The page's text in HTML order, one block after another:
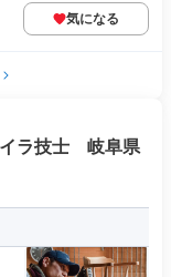
気になる
イラ技士 岐阜県